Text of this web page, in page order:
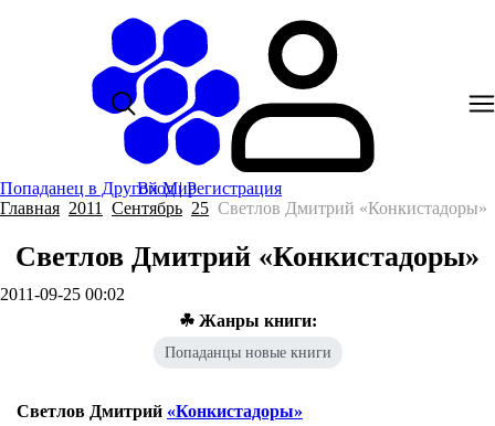
Попаданец в Другой Мир
Вход|Регистрация
Главная 2011 Сентябрь 25 Светлов Дмитрий «Конкистадоры»
Светлов Дмитрий «Конкистадоры»
2011-09-25 00:02
☘ Жанры книги:
Попаданцы новые книги
Светлов Дмитрий «Конкистадоры»